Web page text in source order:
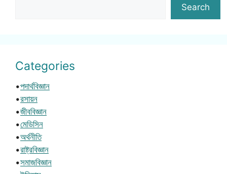
Search
Categories
•পদার্থবিজ্ঞান
•রসায়ন
•জীববিজ্ঞান
•মেডিসিন
•অর্থনীতি
•রাষ্ট্রবিজ্ঞান
•সমাজবিজ্ঞান